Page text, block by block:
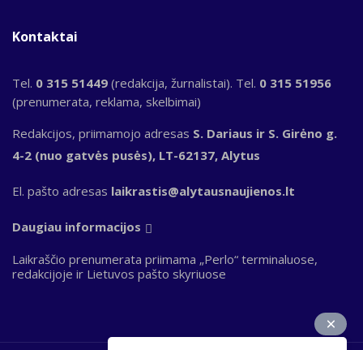
Kontaktai
Tel. 0 315 51449 (redakcija, žurnalistai). Tel. 0 315 51956
(prenumerata, reklama, skelbimai)
Redakcijos, priimamojo adresas S. Dariaus ir S. Girėno g.
4-2 (nuo gatvės pusės), LT-62137, Alytus
El. pašto adresas laikrastis@alytausnaujienos.lt
Daugiau informacijos
Laikraščio prenumerata priimama „Perlo“ terminaluose,
redakcijoje ir Lietuvos pašto skyriuose